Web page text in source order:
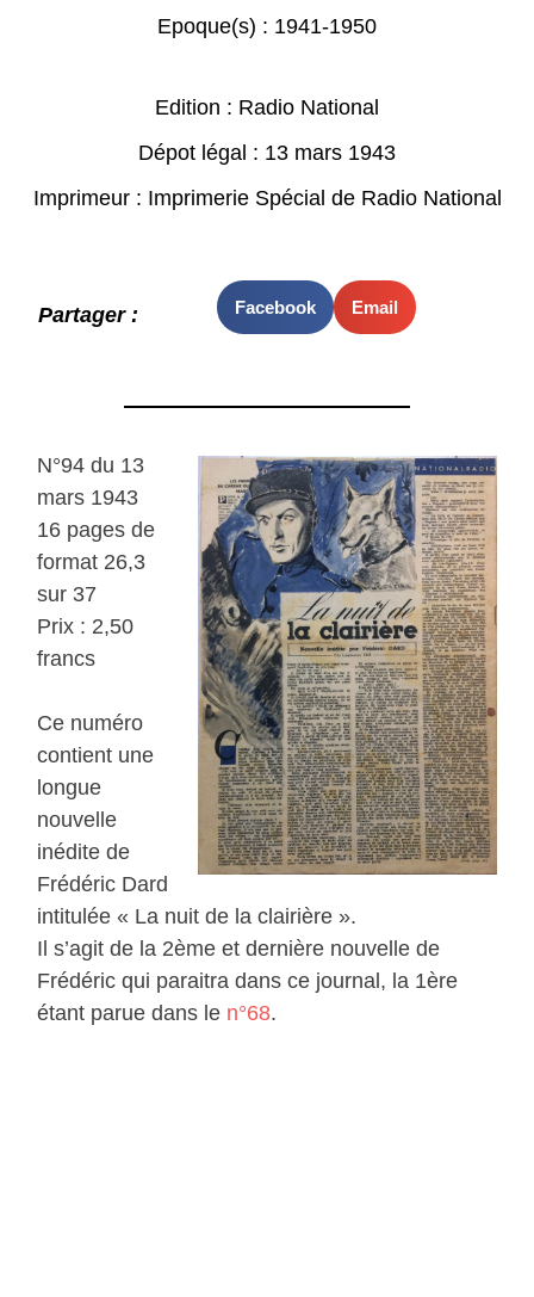
Epoque(s) : 1941-1950
Edition : Radio National
Dépot légal : 13 mars 1943
Imprimeur : Imprimerie Spécial de Radio National
Partager : Facebook Email
N°94 du 13
mars 1943
16 pages de
format 26,3
sur 37
Prix : 2,50
francs
Ce numéro
contient une
longue
nouvelle
inédite de
Frédéric Dard
intitulée « La nuit de la clairière ».
Il s’agit de la 2ème et dernière nouvelle de
Frédéric qui paraitra dans ce journal, la 1ère
étant parue dans le n°68.